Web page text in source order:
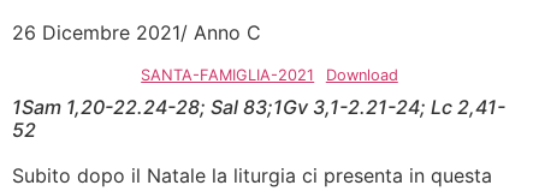
26 Dicembre 2021/ Anno C
SANTA-FAMIGLIA-2021 Download
1Sam 1,20-22.24-28; Sal 83;1Gv 3,1-2.21-24; Lc 2,41-
52
Subito dopo il Natale la liturgia ci presenta in questa